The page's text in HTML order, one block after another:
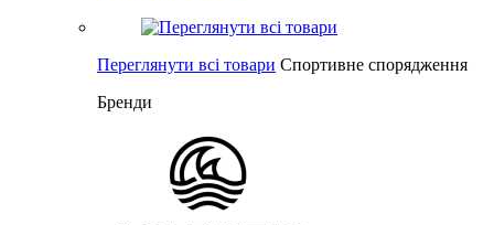
Переглянути всі товари Спортивне спорядження
Бренди